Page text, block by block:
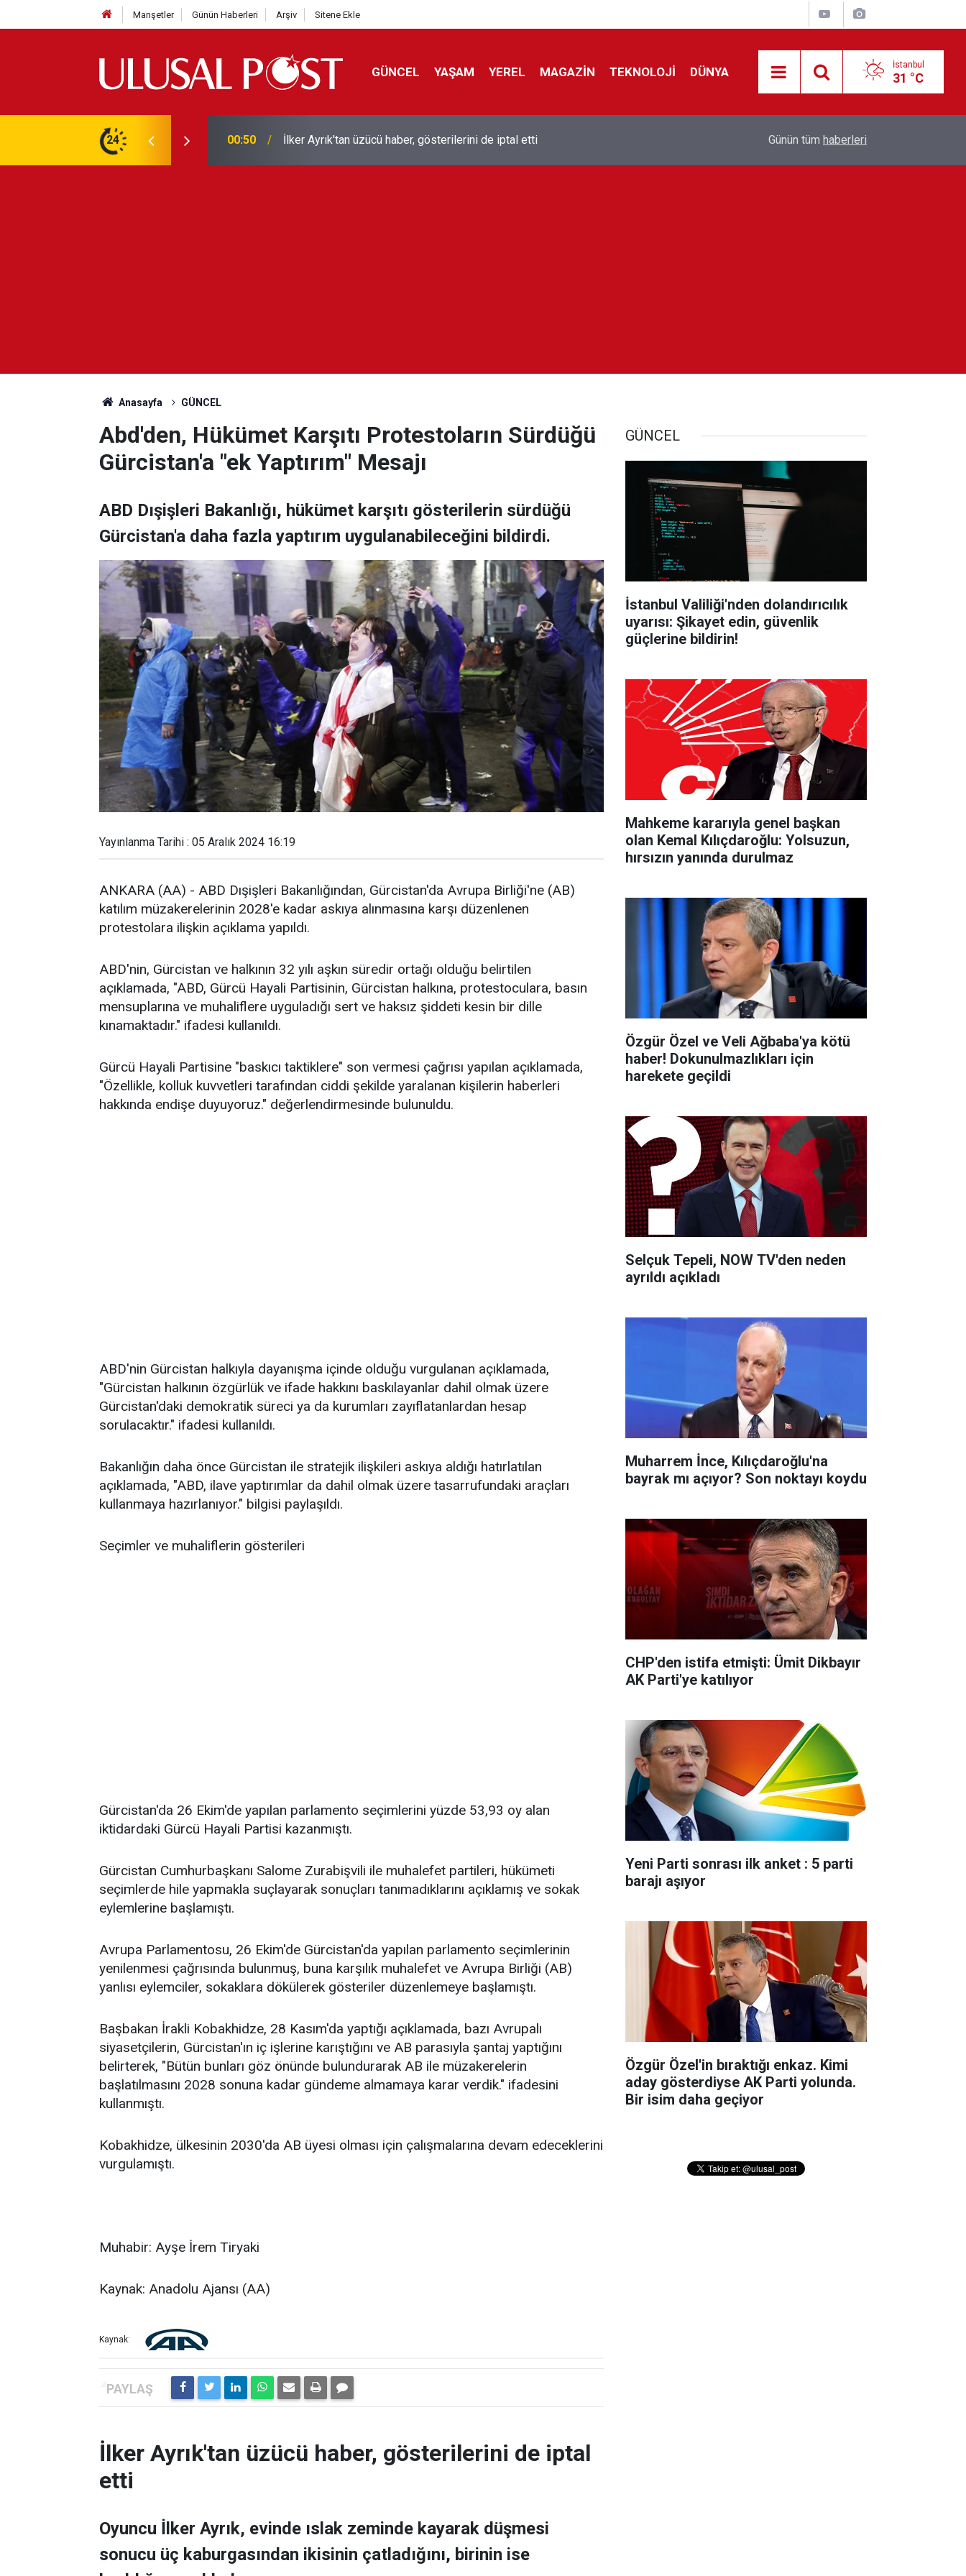
Manşetler Günün Haberleri Arşiv Sitene Ekle
GÜNCEL YAŞAM YEREL MAGAZİN TEKNOLOJİ DÜNYA İstanbul
31 °C
24 00:39
Liverpool efsanesi Mısırlı yıldız Mohamed Salah Trabzonspor ile anlaştı!
Yarın geliyor
Feridun Düzağaç sahnelere ara verdi: ''En az
Günün tüm haberleri
Anasayfa GÜNCEL
Abd'den, Hükümet Karşıtı Protestoların Sürdüğü
Gürcistan'a "ek Yaptırım" Mesajı
ABD Dışişleri Bakanlığı, hükümet karşıtı gösterilerin sürdüğü
Gürcistan'a daha fazla yaptırım uygulanabileceğini bildirdi.
Yayınlanma Tarihi : 05 Aralık 2024 16:19
ANKARA (AA) - ABD Dışişleri Bakanlığından, Gürcistan'da Avrupa Birliği'ne (AB)
katılım müzakerelerinin 2028'e kadar askıya alınmasına karşı düzenlenen
protestolara ilişkin açıklama yapıldı.
ABD'nin, Gürcistan ve halkının 32 yılı aşkın süredir ortağı olduğu belirtilen
açıklamada, "ABD, Gürcü Hayali Partisinin, Gürcistan halkına, protestoculara, basın
mensuplarına ve muhaliflere uyguladığı sert ve haksız şiddeti kesin bir dille
kınamaktadır." ifadesi kullanıldı.
Gürcü Hayali Partisine "baskıcı taktiklere" son vermesi çağrısı yapılan açıklamada,
"Özellikle, kolluk kuvvetleri tarafından ciddi şekilde yaralanan kişilerin haberleri
hakkında endişe duyuyoruz." değerlendirmesinde bulunuldu.
ABD'nin Gürcistan halkıyla dayanışma içinde olduğu vurgulanan açıklamada,
"Gürcistan halkının özgürlük ve ifade hakkını baskılayanlar dahil olmak üzere
Gürcistan'daki demokratik süreci ya da kurumları zayıflatanlardan hesap
sorulacaktır." ifadesi kullanıldı.
Bakanlığın daha önce Gürcistan ile stratejik ilişkileri askıya aldığı hatırlatılan
açıklamada, "ABD, ilave yaptırımlar da dahil olmak üzere tasarrufundaki araçları
kullanmaya hazırlanıyor." bilgisi paylaşıldı.
Seçimler ve muhaliflerin gösterileri
Gürcistan'da 26 Ekim'de yapılan parlamento seçimlerini yüzde 53,93 oy alan
iktidardaki Gürcü Hayali Partisi kazanmıştı.
Gürcistan Cumhurbaşkanı Salome Zurabişvili ile muhalefet partileri, hükümeti
seçimlerde hile yapmakla suçlayarak sonuçları tanımadıklarını açıklamış ve sokak
eylemlerine başlamıştı.
Avrupa Parlamentosu, 26 Ekim'de Gürcistan'da yapılan parlamento seçimlerinin
yenilenmesi çağrısında bulunmuş, buna karşılık muhalefet ve Avrupa Birliği (AB)
yanlısı eylemciler, sokaklara dökülerek gösteriler düzenlemeye başlamıştı.
Başbakan İrakli Kobakhidze, 28 Kasım'da yaptığı açıklamada, bazı Avrupalı
siyasetçilerin, Gürcistan'ın iç işlerine karıştığını ve AB parasıyla şantaj yaptığını
belirterek, "Bütün bunları göz önünde bulundurarak AB ile müzakerelerin
başlatılmasını 2028 sonuna kadar gündeme almamaya karar verdik." ifadesini
kullanmıştı.
Kobakhidze, ülkesinin 2030'da AB üyesi olması için çalışmalarına devam edeceklerini
vurgulamıştı.
Muhabir: Ayşe İrem Tiryaki
Kaynak: Anadolu Ajansı (AA)
Kaynak:
İlker Ayrık'tan üzücü haber, gösterilerini de iptal
etti
Oyuncu İlker Ayrık, evinde ıslak zeminde kayarak düşmesi
sonucu üç kaburgasından ikisinin çatladığını, birinin ise
GÜNCEL
İstanbul Valiliği'nden dolandırıcılık
uyarısı: Şikayet edin, güvenlik
güçlerine bildirin!
Mahkeme kararıyla genel başkan
olan Kemal Kılıçdaroğlu: Yolsuzun,
hırsızın yanında durulmaz
Özgür Özel ve Veli Ağbaba'ya kötü
haber! Dokunulmazlıkları için
harekete geçildi
Selçuk Tepeli, NOW TV'den neden
ayrıldı açıkladı
Muharrem İnce, Kılıçdaroğlu'na
bayrak mı açıyor? Son noktayı koydu
CHP'den istifa etmişti: Ümit Dikbayır
AK Parti'ye katılıyor
Yeni Parti sonrası ilk anket : 5 parti
barajı aşıyor
Özgür Özel'in bıraktığı enkaz. Kimi
aday gösterdiyse AK Parti yolunda.
Bir isim daha geçiyor